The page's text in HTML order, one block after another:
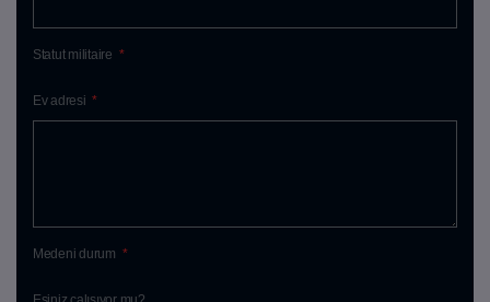
Statut militaire *
Ev adresi *
Medeni durum *